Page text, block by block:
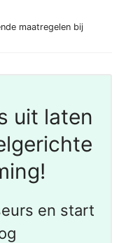
maatregelen bij
uit laten
en start